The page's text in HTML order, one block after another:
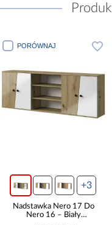
+3
Nero 17 Do
16 – Biały
Nero